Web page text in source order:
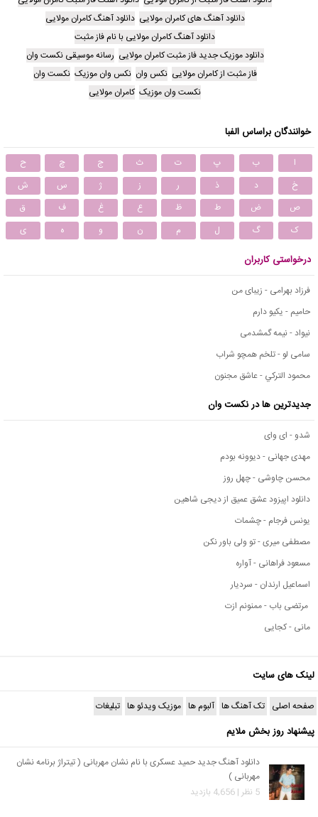
دانلود آهنگ های کامران مولایی دانلود آهنگ کامران مولایی
دانلود آهنگ کامران مولایی با نام فاز مثبت
دانلود موزیک جدید فاز مثبت کامران مولایی رسانه موسیقی نکست وان
فاز مثبت از کامران مولایی نکس وان نکس وان موزیک نکست وان
نکست وان موزیک کامران مولایی
خوانندگان براساس الفبا
ا ب پ ت ث ج چ
ح
خ
د ذ ر ز ژ س
ش
ص
ض ط ظ ع غ ف
ق
ک
گ ل م ن و ه ی
درخواستی کاربران
فرزاد بهرامی - زیبای من
حامیم - یکیو دارم
نیواد - نیمه گمشدمی
سامی لو - تلخم همچو شراب
محمود التركي - عاشق مجنون
جدیدترین ها در نکست وان
شدو - ای وای
مهدی جهانی - دیوونه بودم
محسن چاوشی - چهل روز
دانلود اپیزود عشق عمیق از دیجی شاهین
یونس فرجام - چشمات
مصطفی میری - تو ولی باور نکن
مسعود فراهانی - آواره
اسماعیل ارندان - سردیار
مرتضی باب - ممنونم ازت
مانی - کجایی
لینک های سایت
صفحه اصلی تک آهنگ ها آلبوم ها موزیک ویدئو ها تبلیغات
پیشنهاد روز بخش ملایم
دانلود آهنگ جدید حمید عسکری با نام نشان مهربانی ( تیتراژ برنامه نشان
مهربانی )
5 نظر | 4,656 بازدید